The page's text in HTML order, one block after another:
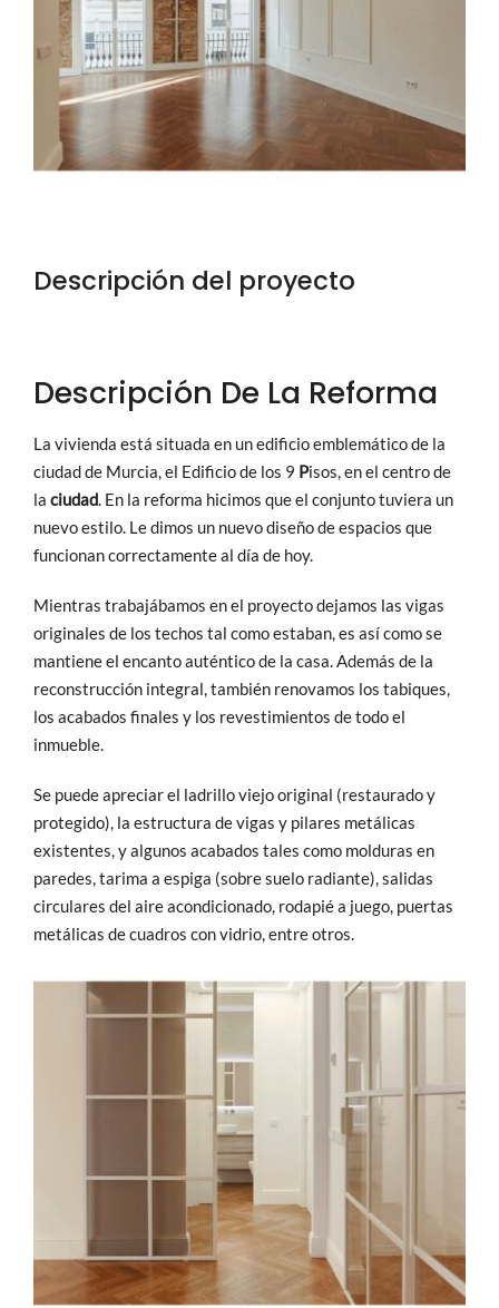
Proyectos
Blog
Descripción del proyecto
Descripción De La Reforma
La vivienda está situada en un edificio emblemático de la
ciudad de Murcia, el Edificio de los 9 Pisos, en el centro de
la ciudad. En la reforma hicimos que el conjunto tuviera un
nuevo estilo. Le dimos un nuevo diseño de espacios que
funcionan correctamente al día de hoy.
Mientras trabajábamos en el proyecto dejamos las vigas
originales de los techos tal como estaban, es así como se
mantiene el encanto auténtico de la casa. Además de la
reconstrucción integral, también renovamos los tabiques,
los acabados finales y los revestimientos de todo el
inmueble.
Se puede apreciar el ladrillo viejo original (restaurado y
protegido), la estructura de vigas y pilares metálicas
existentes, y algunos acabados tales como molduras en
paredes, tarima a espiga (sobre suelo radiante), salidas
circulares del aire acondicionado, rodapié a juego, puertas
metálicas de cuadros con vidrio, entre otros.